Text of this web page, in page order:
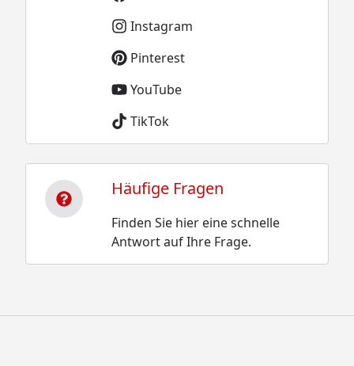
Instagram
Pinterest
YouTube
TikTok
Häufige Fragen
Finden Sie hier eine schnelle
Antwort auf Ihre Frage.